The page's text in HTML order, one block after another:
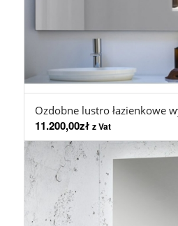
Ozdobne lustro łazienkowe
11.200,00zł z Vat